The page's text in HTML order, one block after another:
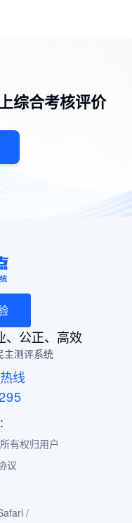
综合考核评价
、公正、高效
主测评系统
线
有权归用户
议
/